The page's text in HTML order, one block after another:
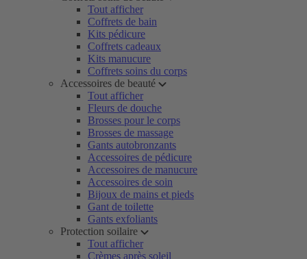
Tout afficher
Coffrets de bain
Kits pédicure
Coffrets cadeaux
Kits manucure
Coffrets soins du corps
Accessoires de beauté
Tout afficher
Fleurs de douche
Brosses pour le corps
Brosses de massage
Gants autobronzants
Accessoires de pédicure
Accessoires de manucure
Accessoires de soin
Bijoux de mains et pieds
Gant de toilette
Gants exfoliants
Protection soilaire
Tout afficher
Crèmes après soleil